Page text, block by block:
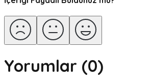
Yorumlar (0)